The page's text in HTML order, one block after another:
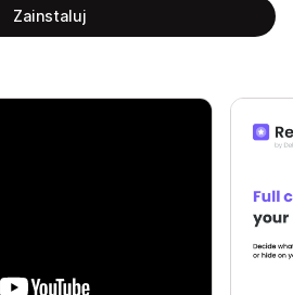
Zainstaluj